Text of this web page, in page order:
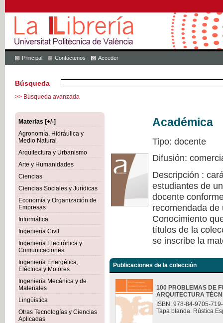
Principal Contáctenos Acceder
Búsqueda
>> Búsqueda avanzada
Materias [+/-]
Agronomía, Hidráulica y
Medio Natural
Arquitectura y Urbanismo
Arte y Humanidades
Ciencias
Ciencias Sociales y Jurídicas
Economía y Organización de
Empresas
Informática
Ingeniería Civil
Ingeniería Electrónica y
Comunicaciones
Ingeniería Energética,
Eléctrica y Motores
Ingeniería Mecánica y de
Materiales
Lingüística
Otras Tecnologías y Ciencias
Aplicadas
Académica
Tipo: docente
Difusión:
Descripción :
estudiantes de
docente
recomendada
Conocimiento
títulos de la
se inscribe la
Publicaciones de la colección
100 PROBLEMAS DE
ARQUITECTURA
ISBN: 978-84-9705-
Tapa blanda. Rústica